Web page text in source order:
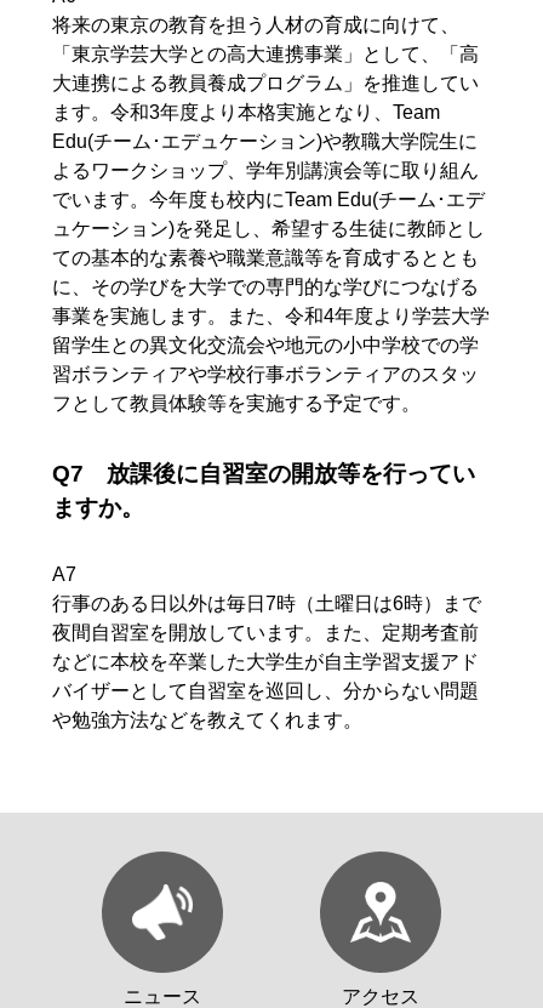
将来の東京の教育を担う人材の育成に向けて、
「東京学芸大学との高大連携事業」として、「高
大連携による教員養成プログラム」を推進してい
ます。令和3年度より本格実施となり、Team
Edu(チーム･エデュケーション)や教職大学院生に
よるワークショップ、学年別講演会等に取り組ん
でいます。今年度も校内にTeam Edu(チーム･エデ
ュケーション)を発足し、希望する生徒に教師とし
ての基本的な素養や職業意識等を育成するととも
に、その学びを大学での専門的な学びにつなげる
事業を実施します。また、令和4年度より学芸大学
留学生との異文化交流会や地元の小中学校での学
習ボランティアや学校行事ボランティアのスタッ
フとして教員体験等を実施する予定です。
Q7 放課後に自習室の開放等を行ってい
ますか。
A7
行事のある日以外は毎日7時（土曜日は6時）まで
夜間自習室を開放しています。また、定期考査前
などに本校を卒業した大学生が自主学習支援アド
バイザーとして自習室を巡回し、分からない問題
や勉強方法などを教えてくれます。
ニュース アクセス